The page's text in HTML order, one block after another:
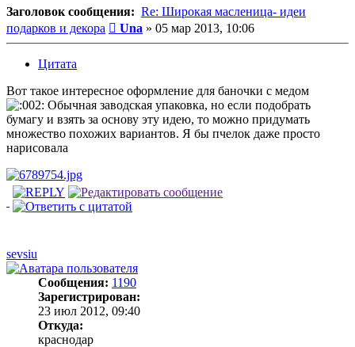
Заголовок сообщения: Re: Широкая масленица- идеи
подарков и декора
Сообщение
Una » 05 мар 2013, 10:06
Цитата
Вот такое интересное оформление для баночки с медом
Обычная заводская упаковка, но если подобрать
бумагу и взять за основу эту идею, то можно придумать
множество похожих вариантов. Я бы пчелок даже просто
нарисовала
sevsiu
Сообщения: 1190
Зарегистрирован:
23 июл 2012, 09:40
Откуда:
краснодар